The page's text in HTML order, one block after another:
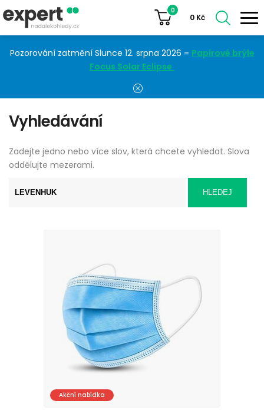
Pozorování zatmění Slunce 12. srpna 2026 = Papírové brýle
Focus Solar Eclipse
0
0 Kč
Vyhledávání
Zadejte jedno nebo více slov, která chcete vyhledat. Slova
oddělujte mezerami.
Akční nabídka